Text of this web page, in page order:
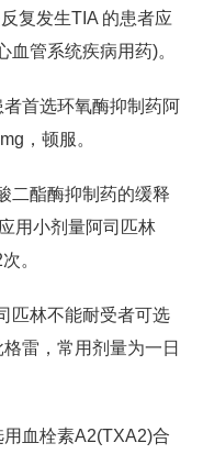
复发生TIA 的患者应
管系统疾病用药)。
首选环氧酶抑制药阿
，顿服。
二酯酶抑制药的缓释
用小剂量阿司匹林
。
匹林不能耐受者可选
雷，常用剂量为一日
血栓素A2(TXA2)合